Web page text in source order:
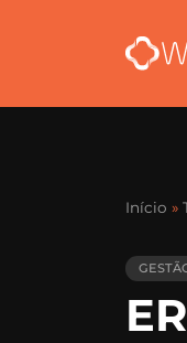
Início »